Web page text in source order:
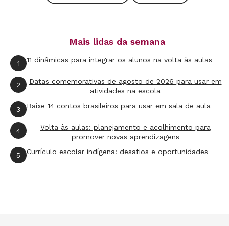
Mais lidas da semana
1 11 dinâmicas para integrar os alunos na volta às aulas
2
Datas comemorativas de agosto de 2026 para usar em
atividades na escola
3 Baixe 14 contos brasileiros para usar em sala de aula
4
Volta às aulas: planejamento e acolhimento para
promover novas aprendizagens
5 Currículo escolar indígena: desafios e oportunidades